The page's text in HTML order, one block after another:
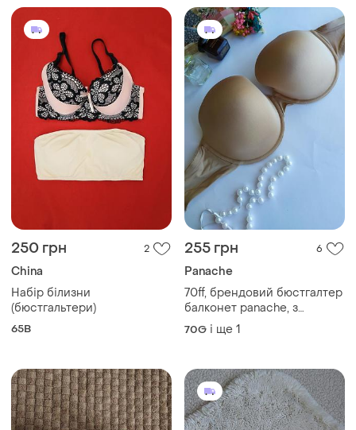
250 грн 2
China
Набір білизни
(бюстгальтери)
65B
255 грн 6
Panache
70ff, брендовий бюстгалтер
балконет panache, з
нюансом
70G і ще 1